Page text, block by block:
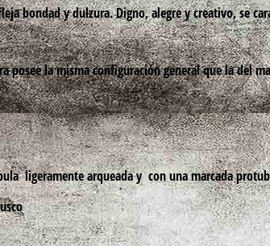
bondad y dulzura. Digno, alegre y creativo, se
posee la misma configuración general que la del
ligeramente arqueada y con una marcada